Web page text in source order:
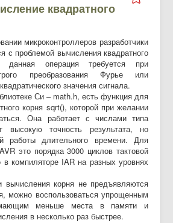
квадратного
микроконтроллеров разработчики
с проблемой вычисления квадратного
данная операция требуется при
преобразования Фурье или
значения сигнала.
Си – math.h, есть функция для
корня sqrt(), которой при желании
Она работает с числами типа
высокую точность результата, но
работы длительного времени. Для
это порядка 3000 циклов тактовой
в компиляторе IAR на разных уровнях
корня не предъявляются
можно воспользоваться упрощенным
меньше места в памяти и
в несколько раз быстрее.